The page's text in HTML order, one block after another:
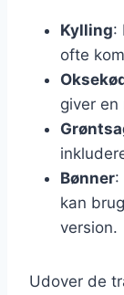
Kylling:
ofte
giver en
Bønner:
kan
version.
Udover de